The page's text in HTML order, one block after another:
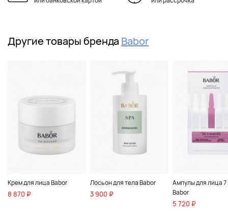
Другие товары бренда Babor
Крем для лица Babor
8 870 ₽
Лосьон для тела Babor
3 900 ₽
Ампулы для лица 7
Babor
5 720 ₽